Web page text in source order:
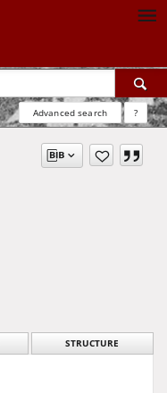
Advanced search ?
STRUCTURE